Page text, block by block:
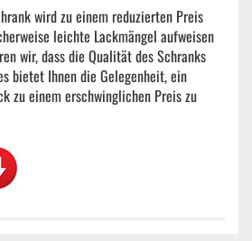
wird zu einem reduzierten Preis
leichte Lackmängel aufweisen
wir, dass die Qualität des Schranks
bietet Ihnen die Gelegenheit, ein
zu einem erschwinglichen Preis zu